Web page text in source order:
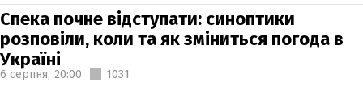
Спека почне відступати: синоптики
розповіли, коли та як зміниться погода в
Україні
6 серпня, 20:00 1031